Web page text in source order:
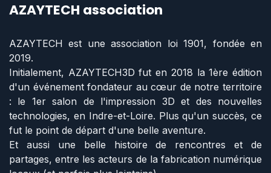
AZAYTECH association
AZAYTECH est une association loi 1901, fondée en
2019.
Initialement, AZAYTECH3D fut en 2018 la 1ère édition
d'un événement fondateur au cœur de notre territoire
: le 1er salon de l'impression 3D et des nouvelles
technologies, en Indre-et-Loire. Plus qu'un succès, ce
fut le point de départ d'une belle aventure.
Et aussi une belle histoire de rencontres et de
partages, entre les acteurs de la fabrication numérique